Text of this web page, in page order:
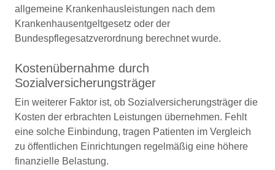
allgemeine Krankenhausleistungen nach dem
Krankenhausentgeltgesetz oder der
Bundespflegesatzverordnung berechnet wurde.
Kostenübernahme durch
Sozialversicherungsträger
Ein weiterer Faktor ist, ob Sozialversicherungsträger die
Kosten der erbrachten Leistungen übernehmen. Fehlt
eine solche Einbindung, tragen Patienten im Vergleich
zu öffentlichen Einrichtungen regelmäßig eine höhere
finanzielle Belastung.